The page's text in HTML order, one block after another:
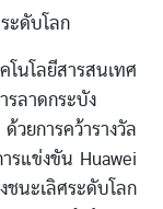
ะดับโลก
โลยีสารสนเทศ
รลาดกระบัง
ยการคว้ารางวัล
รแข่งขัน Huawei
นะเลิศระดับโลก